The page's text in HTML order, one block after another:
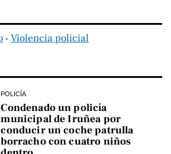
‧ Violencia policial
POLICÍA
Condenado un policía
municipal de Iruñea por
conducir un coche patrulla
borracho con cuatro niños